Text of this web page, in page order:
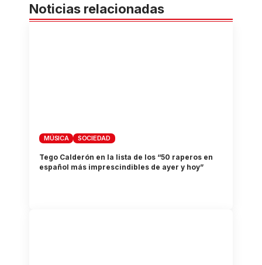
Noticias relacionadas
MÚSICA SOCIEDAD
Tego Calderón en la lista de los “50 raperos en
español más imprescindibles de ayer y hoy”